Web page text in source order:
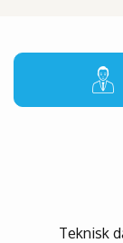
Teknisk